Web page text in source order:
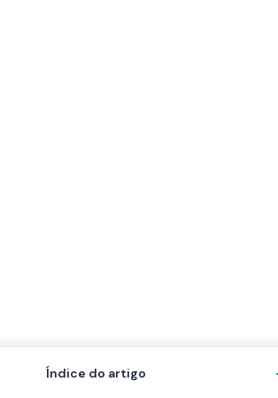
Índice do artigo